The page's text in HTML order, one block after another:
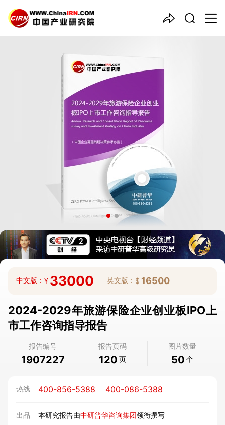
中文版： ¥ 33000 英文版： $ 16500
2024-2029年旅游保险企业创业板IPO上
市工作咨询指导报告
报告编号
1907227
报告页码
120 页
图片数量
50 个
热线 400-856-5388 400-086-5388
出品 本研究报告由中研普华咨询集团领衔撰写
中国产业咨询领导者
创业板IPO上市工作咨询指导
报告
品质保障，一年免费更新维护
报告编号：1907227
出版日期：2024年5月
《2024-2029年旅游保险企业创业板IPO上市工作咨询指导报告》
由中研普华旅游保险行业分析专家领衔撰写，主要分析了旅游保险
行业的市场规模、发展现状与投资前景，同时对旅游保险行业的未
来发展做出科学的趋势预测和专业的旅游保险行业数据分析，帮助
客户评估旅游保险行业投资价值。
26年研究经验，深度洞察行业驱动力
多元化、高学历的实战型精英团队